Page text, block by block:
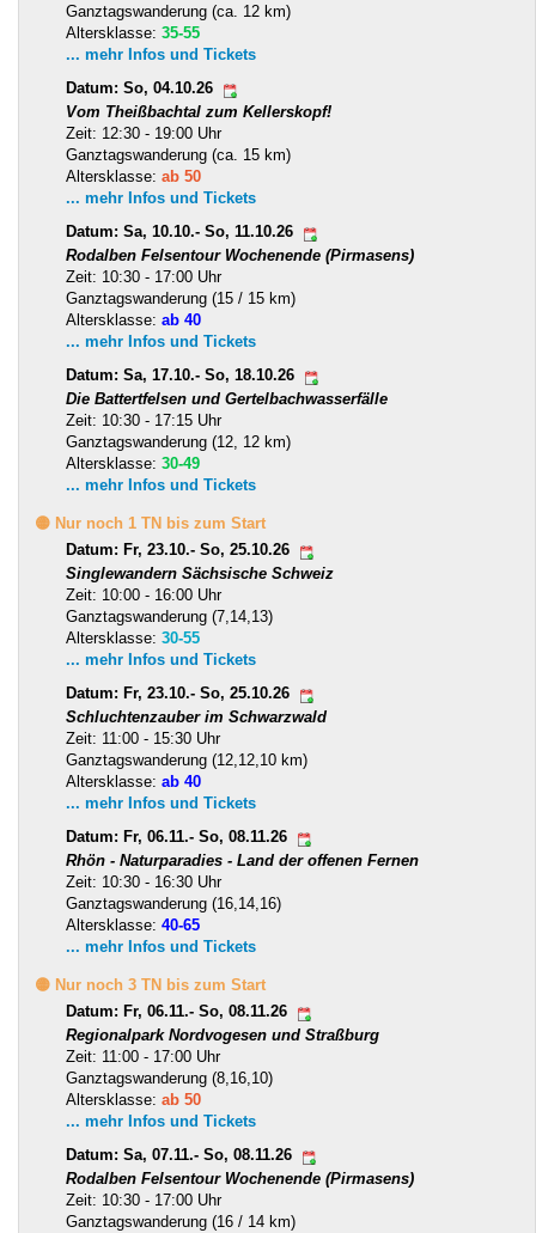
Ganztagswanderung (ca. 12 km)
Altersklasse: 35-55
... mehr Infos und Tickets
Datum: So, 04.10.26
Vom Theißbachtal zum Kellerskopf!
Zeit: 12:30 - 19:00 Uhr
Ganztagswanderung (ca. 15 km)
Altersklasse: ab 50
... mehr Infos und Tickets
Datum: Sa, 10.10.- So, 11.10.26
Rodalben Felsentour Wochenende (Pirmasens)
Zeit: 10:30 - 17:00 Uhr
Ganztagswanderung (15 / 15 km)
Altersklasse: ab 40
... mehr Infos und Tickets
Datum: Sa, 17.10.- So, 18.10.26
Die Battertfelsen und Gertelbachwasserfälle
Zeit: 10:30 - 17:15 Uhr
Ganztagswanderung (12, 12 km)
Altersklasse: 30-49
... mehr Infos und Tickets
🟡 Nur noch 1 TN bis zum Start
Datum: Fr, 23.10.- So, 25.10.26
Singlewandern Sächsische Schweiz
Zeit: 10:00 - 16:00 Uhr
Ganztagswanderung (7,14,13)
Altersklasse: 30-55
... mehr Infos und Tickets
Datum: Fr, 23.10.- So, 25.10.26
Schluchtenzauber im Schwarzwald
Zeit: 11:00 - 15:30 Uhr
Ganztagswanderung (12,12,10 km)
Altersklasse: ab 40
... mehr Infos und Tickets
Datum: Fr, 06.11.- So, 08.11.26
Rhön - Naturparadies - Land der offenen Fernen
Zeit: 10:30 - 16:30 Uhr
Ganztagswanderung (16,14,16)
Altersklasse: 40-65
... mehr Infos und Tickets
🟡 Nur noch 3 TN bis zum Start
Datum: Fr, 06.11.- So, 08.11.26
Regionalpark Nordvogesen und Straßburg
Zeit: 11:00 - 17:00 Uhr
Ganztagswanderung (8,16,10)
Altersklasse: ab 50
... mehr Infos und Tickets
Datum: Sa, 07.11.- So, 08.11.26
Rodalben Felsentour Wochenende (Pirmasens)
Zeit: 10:30 - 17:00 Uhr
Ganztagswanderung (16 / 14 km)